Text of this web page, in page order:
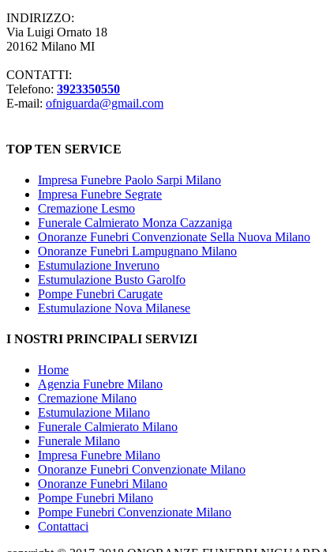
INDIRIZZO:
Via Luigi Ornato 18
20162 Milano MI
CONTATTI:
Telefono: 3923350550
E-mail: ofniguarda@gmail.com
TOP TEN SERVICE
Impresa Funebre Paolo Sarpi Milano
Impresa Funebre Segrate
Cremazione Lesmo
Funerale Calmierato Monza Cazzaniga
Onoranze Funebri Convenzionate Sella Nuova Milano
Onoranze Funebri Lampugnano Milano
Estumulazione Inveruno
Estumulazione Busto Garolfo
Pompe Funebri Carugate
Estumulazione Nova Milanese
I NOSTRI PRINCIPALI SERVIZI
Home
Agenzia Funebre Milano
Cremazione Milano
Estumulazione Milano
Funerale Calmierato Milano
Funerale Milano
Impresa Funebre Milano
Onoranze Funebri Convenzionate Milano
Onoranze Funebri Milano
Pompe Funebri Milano
Pompe Funebri Convenzionate Milano
Contattaci